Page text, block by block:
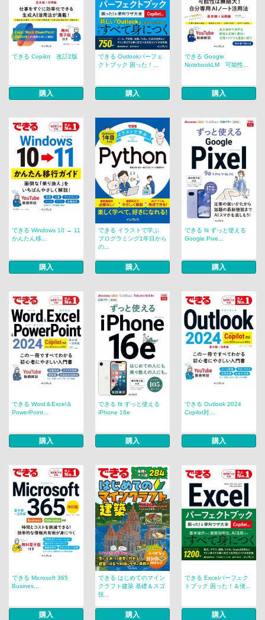
できる Copilot 改訂2版
購入
できる Outlookパーフェ
クトブック 困った！...
購入
できる Google
NotebookLM 可能性...
購入
できる Windows 10 → 11
かんたん移...
購入
できる イラストで学ぶ
プログラミング1年目から
の...
購入
できる fit ずっと使える
Google Pixe...
購入
できる Word＆Excel＆
PowerPoint...
購入
できる fit ずっと使える
iPhone 16e
購入
できる Outlook 2024
Copilot対...
購入
できる Microsoft 365
Busines...
購入
できる はじめてのマイン
クラフト建築 基礎＆スゴ
技...
購入
できる Excelパーフェク
トブック 困った！＆便...
購入